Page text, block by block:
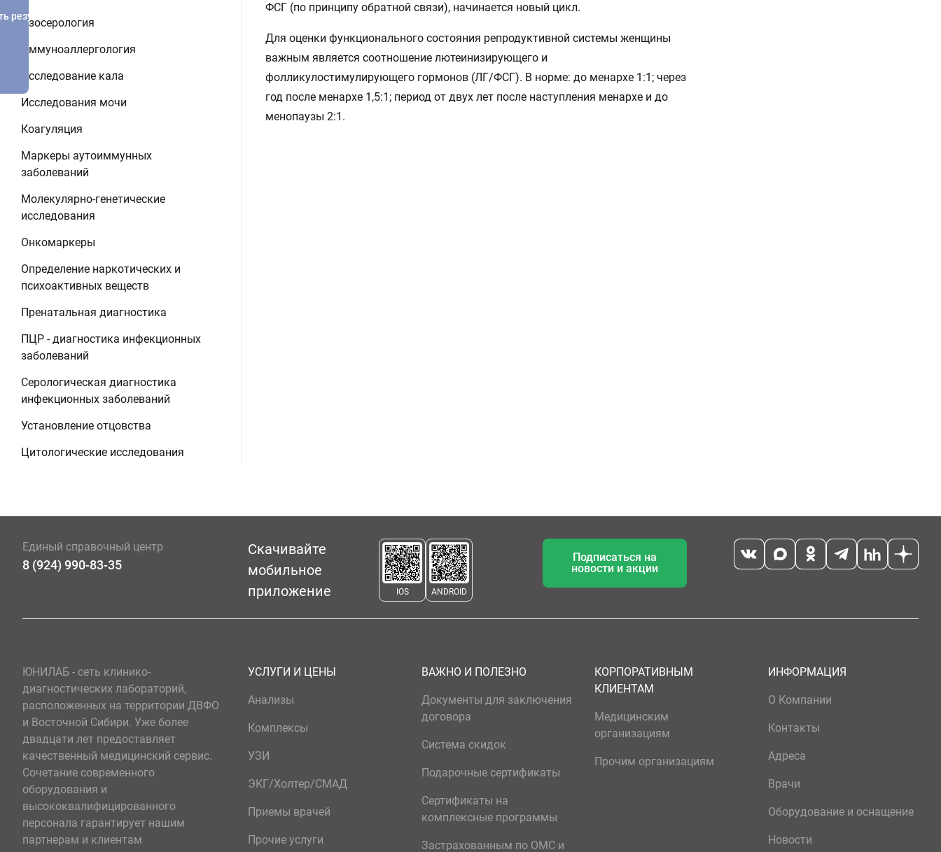
Изосерология
Иммуноаллергология
Исследование кала
Исследования мочи
Коагуляция
Маркеры аутоиммунных
заболеваний
Молекулярно-генетические
исследования
Онкомаркеры
Определение наркотических и
психоактивных веществ
Пренатальная диагностика
ПЦР - диагностика инфекционных
заболеваний
Серологическая диагностика
инфекционных заболеваний
Установление отцовства
Цитологические исследования
ФСГ (по принципу обратной связи), начинается новый цикл.
Для оценки функционального состояния репродуктивной системы женщины
важным является соотношение лютеинизирующего и
фолликулостимулирующего гормонов (ЛГ/ФСГ). В норме: до менархе 1:1; через
год после менархе 1,5:1; период от двух лет после наступления менархе и до
менопаузы 2:1.
результатов
Единый справочный центр
8 (924) 990-83-35
Скачивайте
мобильное
приложение
IOS ANDROID
Подписаться на
новости и акции
ЮНИЛАБ - сеть клинико-
диагностических лабораторий,
расположенных на территории ДВФО
и Восточной Сибири. Уже более
двадцати лет предоставляет
качественный медицинский сервис.
Сочетание современного
оборудования и
высококвалифицированного
персонала гарантирует нашим
партнерам и клиентам
УСЛУГИ И ЦЕНЫ
Анализы
Комплексы
УЗИ
ЭКГ/Холтер/СМАД
Приемы врачей
Прочие услуги
ВАЖНО И ПОЛЕЗНО
Документы для заключения
договора
Система скидок
Подарочные сертификаты
Сертификаты на
комплексные программы
Застрахованным по ОМС и
КОРПОРАТИВНЫМ
КЛИЕНТАМ
Медицинским
организациям
Прочим организациям
ИНФОРМАЦИЯ
О Компании
Контакты
Адреса
Врачи
Оборудование и оснащение
Новости